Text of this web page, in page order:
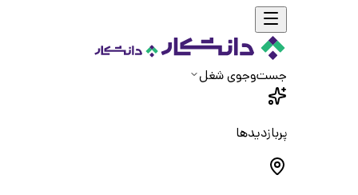
جست‌و‌جوی شغل
پربازدیدها